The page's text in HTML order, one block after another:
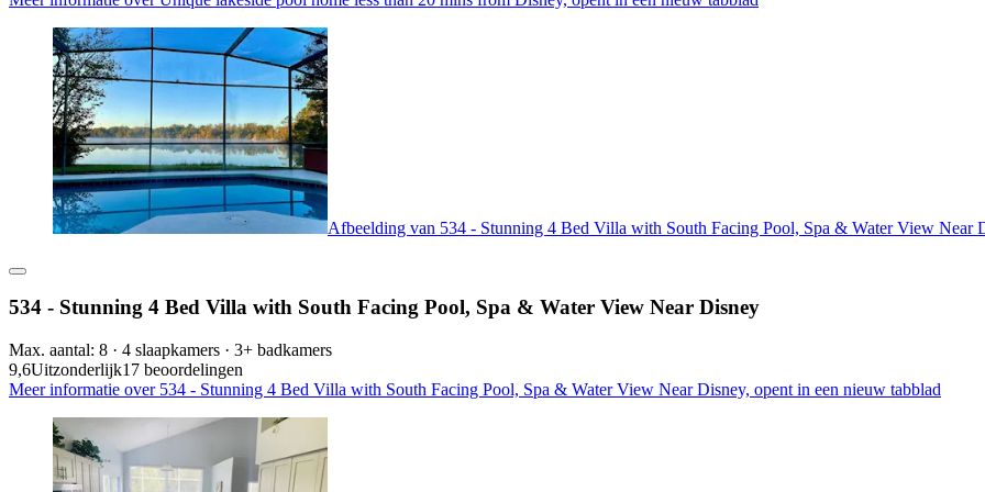
Afbeelding van 534 - Stunning 4 Bed Villa with South Facing Pool, Spa & Water View Near
534 - Stunning 4 Bed Villa with South Facing Pool, Spa & Water View Near Disney
Max. aantal: 8 · 4 slaapkamers · 3+ badkamers
9,6Uitzonderlijk17 beoordelingen
Meer informatie over 534 - Stunning 4 Bed Villa with South Facing Pool, Spa & Water View Near Disney, opent in een nieuw tabblad